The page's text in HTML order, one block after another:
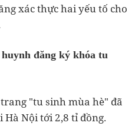
xác thực hai yếu tố cho
đăng ký khóa tu
"tu sinh mùa hè" đã
Nội tới 2,8 tỉ đồng.